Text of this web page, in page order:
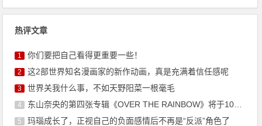
热评文章
1 你们要把自己看得更重要一些！
2 这2部世界知名漫画家的新作动画，真是充满着信任感呢
3 世界关我什么事，不如天野阳菜一根毫毛
4 东山奈央的第四张专辑《OVER THE RAINBOW》将于10月7日发售
5 玛瑙成长了，正视自己的负面感情后不再是“反派”角色了